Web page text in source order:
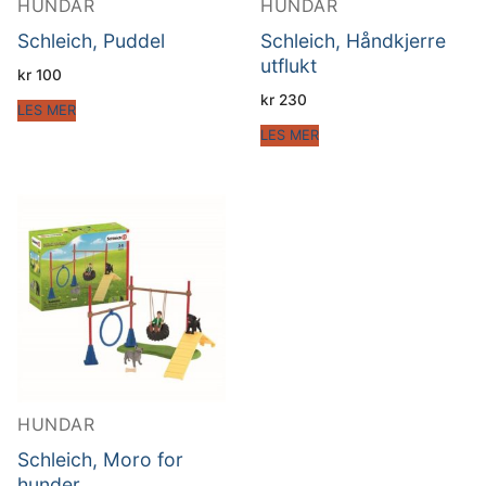
HUNDAR
Schleich, Puddel
kr 100
LES MER
HUNDAR
Schleich, Håndkjerre
utflukt
kr 230
LES MER
HUNDAR
Schleich, Moro for